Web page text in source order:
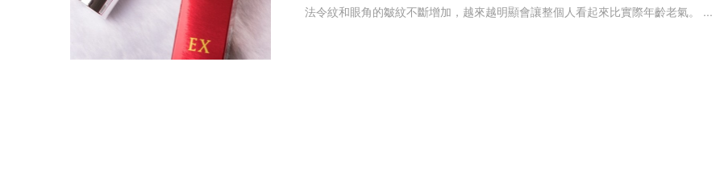
法令紋和眼角的皺紋不斷增加，越來越明顯會讓整個人看起來比實際年齡老氣。 ...